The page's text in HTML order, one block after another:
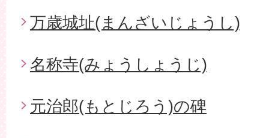
万歳城址(まんざいじょうし)
名称寺(みょうしょうじ)
元治郎(もとじろう)の碑